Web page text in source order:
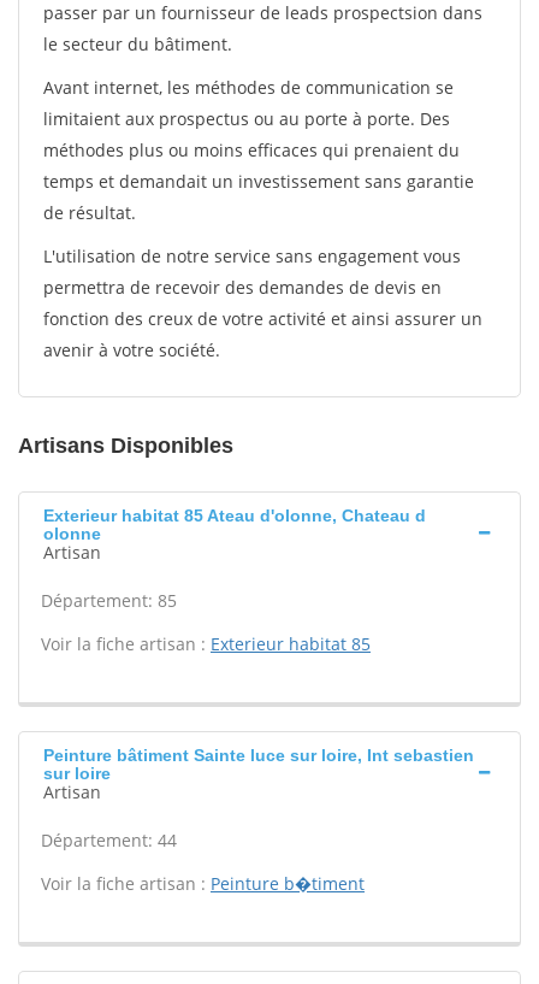
passer par un fournisseur de leads prospectsion dans
le secteur du bâtiment.
Avant internet, les méthodes de communication se
limitaient aux prospectus ou au porte à porte. Des
méthodes plus ou moins efficaces qui prenaient du
temps et demandait un investissement sans garantie
de résultat.
L'utilisation de notre service sans engagement vous
permettra de recevoir des demandes de devis en
fonction des creux de votre activité et ainsi assurer un
avenir à votre société.
Artisans Disponibles
Exterieur habitat 85 Ateau d'olonne, Chateau d
olonne
Artisan
Département: 85
Voir la fiche artisan : Exterieur habitat 85
Peinture bâtiment Sainte luce sur loire, Int sebastien
sur loire
Artisan
Département: 44
Voir la fiche artisan : Peinture b�timent